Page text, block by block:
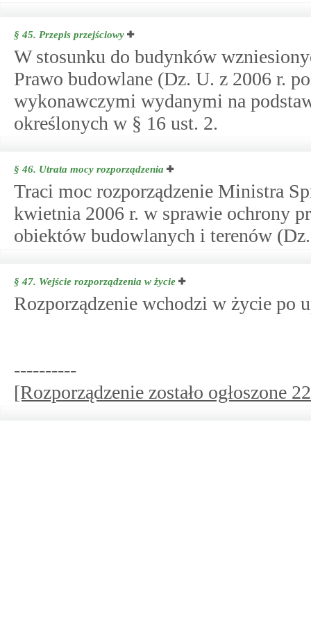
§ 45. Przepis przejściowy
W stosunku do budynków
Prawo budowlane (Dz. U. z 2006 r.
wykonawczymi wydanymi na
określonych w § 16 ust. 2.
§ 46. Utrata mocy rozporządzenia
Traci moc rozporządzenie Ministra
kwietnia 2006 r. w sprawie ochrony
obiektów budowlanych i terenów
§ 47. Wejście rozporządzenia w życie
Rozporządzenie wchodzi w życie po
----------
[Rozporządzenie zostało ogłoszone